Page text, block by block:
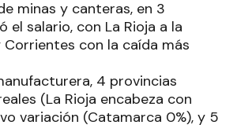
minas y canteras, en 3
el salario, con La Rioja a la
Corrientes con la caída más
4 provincias
(La Rioja encabeza con
variación (Catamarca 0%), y 5